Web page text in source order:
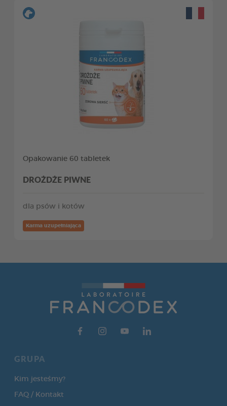
Opakowanie 60 tabletek
DROŻDŻE PIWNE
dla psów i kotów
Karma uzupełniająca
GRUPA
Kim jesteśmy?
FAQ / Kontakt